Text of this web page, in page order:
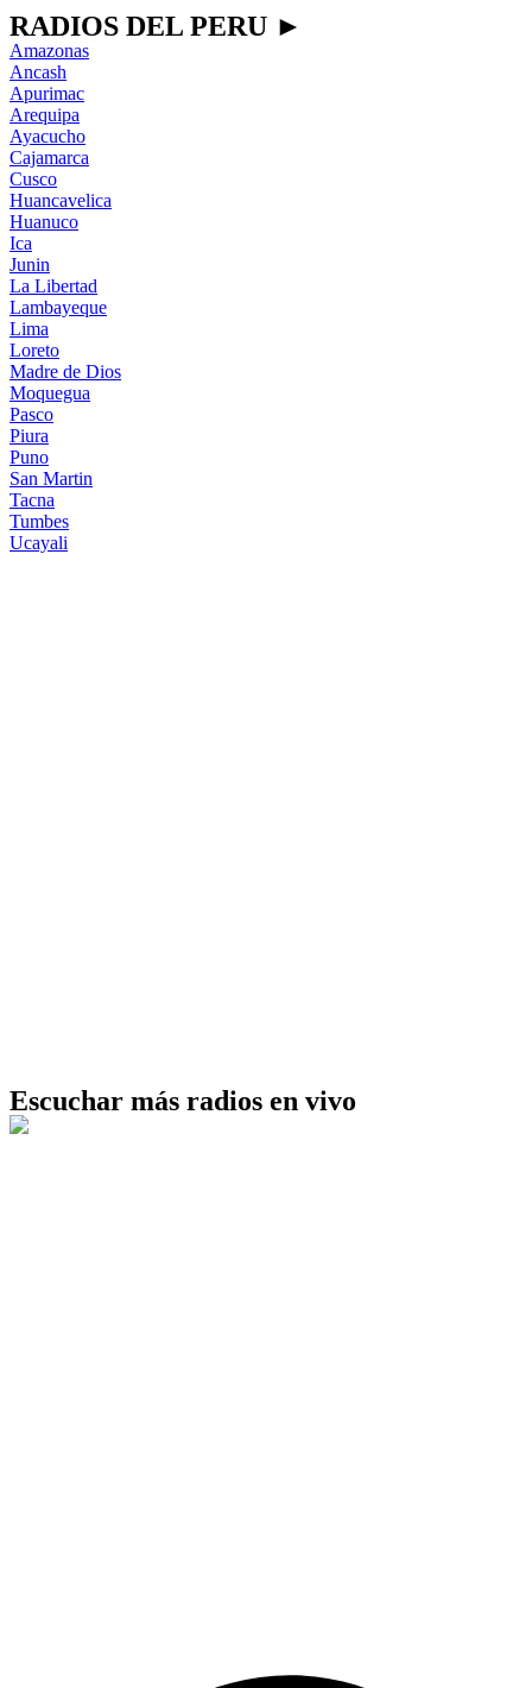
RADIOS DEL PERU ►
Amazonas
Ancash
Apurimac
Arequipa
Ayacucho
Cajamarca
Cusco
Huancavelica
Huanuco
Ica
Junin
La Libertad
Lambayeque
Lima
Loreto
Madre de Dios
Moquegua
Pasco
Piura
Puno
San Martin
Tacna
Tumbes
Ucayali
Escuchar más radios en vivo